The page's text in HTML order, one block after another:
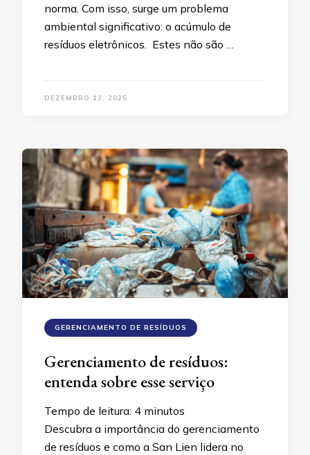
norma. Com isso, surge um problema
ambiental significativo: o acúmulo de
resíduos eletrônicos. Estes não são …
DEZEMBRO 12, 2025
GERENCIAMENTO DE RESÍDUOS
Gerenciamento de resíduos:
entenda sobre esse serviço
Tempo de leitura: 4 minutos
Descubra a importância do gerenciamento
de resíduos e como a San Lien lidera no